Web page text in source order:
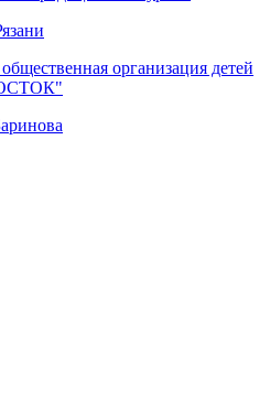
организация детей